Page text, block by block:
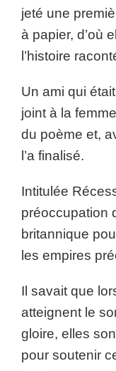
jeté une
à papier, d’où
l’histoire
Un ami qui
joint à la
du poème et,
l’a finalisé.
Intitulée
préoccupation
britannique
les empires
Il savait que
atteignent le
gloire, elles
pour soutenir